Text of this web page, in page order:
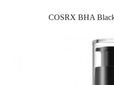
COSRX BHA